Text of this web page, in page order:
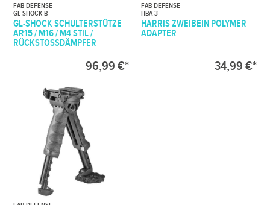
FAB DEFENSE
GL-SHOCK B
GL-SHOCK SCHULTERSTÜTZE
AR15 / M16 / M4 STIL /
RÜCKSTOSSDÄMPFER
96,99 €*
FAB DEFENSE
HBA-3
HARRIS ZWEIBEIN POLYMER
ADAPTER
34,99 €*